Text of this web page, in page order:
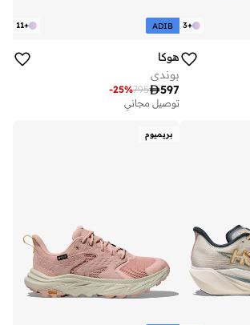
+
3
+
11 ADIB
هوكا
بوندي
597
795
-25%
توصيل مجاني
بريميوم